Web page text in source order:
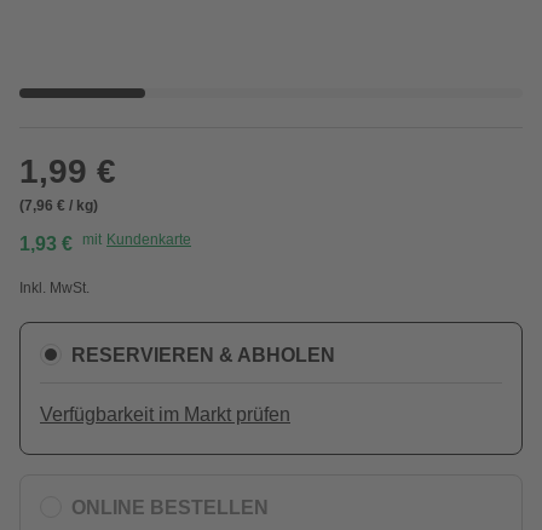
1,99 €
(7,96 € / kg)
1,93 € mit Kundenkarte
Inkl. MwSt.
RESERVIEREN & ABHOLEN
Verfügbarkeit im Markt prüfen
ONLINE BESTELLEN